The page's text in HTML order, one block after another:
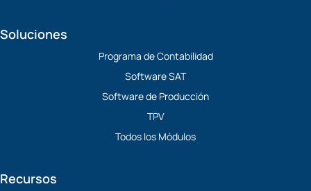
Soluciones
Programa de Contabilidad
Software SAT
Software de Producción
TPV
Todos los Módulos
Recursos